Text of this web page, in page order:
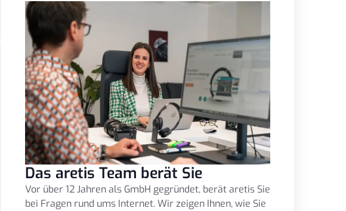
Das aretis Team berät Sie
Vor über 12 Jahren als GmbH gegründet, berät aretis Sie
bei Fragen rund ums Internet. Wir zeigen Ihnen, wie Sie